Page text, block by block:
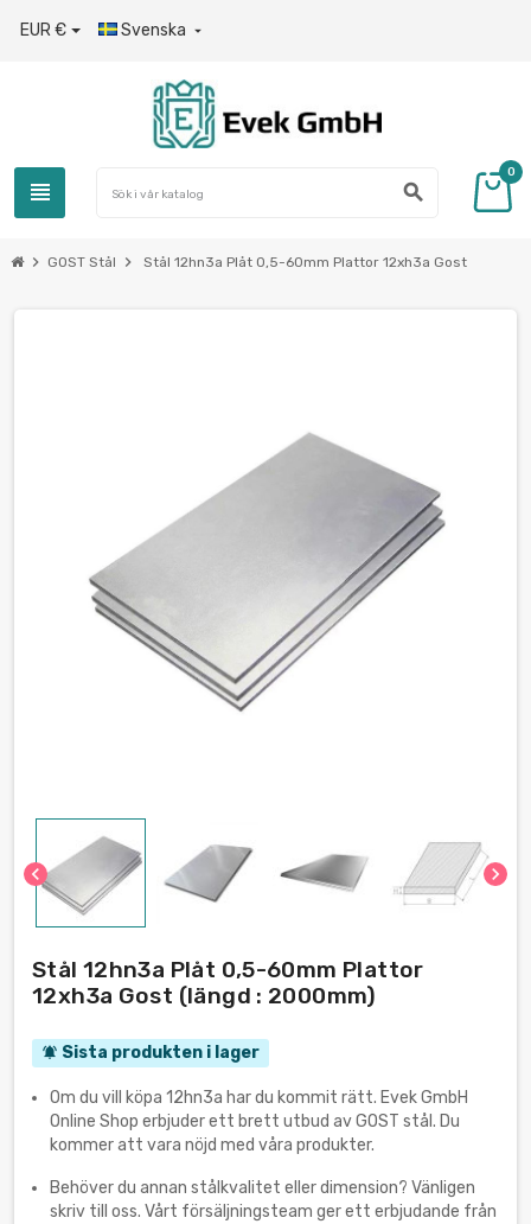
EUR € Svenska 
view_headline search
0
chevron_right GOST Stål chevron_right Stål 12hn3a Plåt 0,5-60mm Plattor 12xh3a Gost
chevron_left chevron_right
Stål 12hn3a Plåt 0,5-60mm Plattor
12xh3a Gost (längd : 2000mm)
notifications_active Sista produkten i lager
Om du vill köpa 12hn3a har du kommit rätt. Evek GmbH
Online Shop erbjuder ett brett utbud av GOST stål. Du
kommer att vara nöjd med våra produkter.
Behöver du annan stålkvalitet eller dimension? Vänligen
skriv till oss. Vårt försäljningsteam ger ett erbjudande från